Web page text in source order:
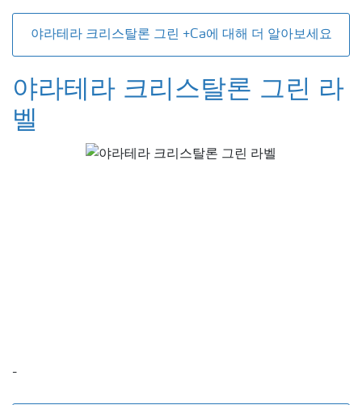
야라테라 크리스탈론 그린 +Ca에 대해 더 알아보세요
야라테라 크리스탈론 그린 라
벨
-